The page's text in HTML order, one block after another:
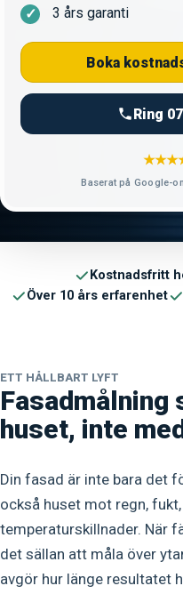
3 års garanti
Boka
Ring
Baserat på Google-
Kostnadsfritt
Över 10 års erfarenhet
ETT HÅLLBART LYFT
Fasadmålning
huset, inte
Din fasad är inte bara det
också huset mot regn,
temperaturskillnader. När
det sällan att måla över
avgör hur länge resultatet